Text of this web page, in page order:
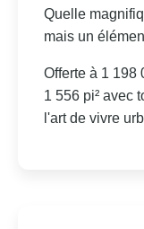
Quelle
mais un
Offerte à 1 198
1 556 pi² avec
l'art de vivre